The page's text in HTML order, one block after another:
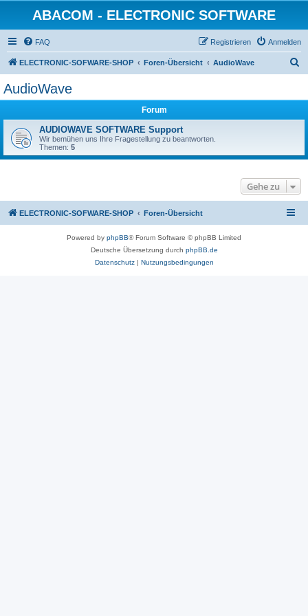
ABACOM - ELECTRONIC SOFTWARE
FAQ Anmelden
Registrieren
ELECTRONIC-SOFWARE-SHOP Foren-Übersicht AudioWave
AudioWave
Forum
AUDIOWAVE SOFTWARE Support
Wir bemühen uns Ihre Fragestellung zu beantworten.
Themen: 5
Gehe zu
ELECTRONIC-SOFWARE-SHOP Foren-Übersicht
Powered by phpBB® Forum Software © phpBB Limited
Deutsche Übersetzung durch phpBB.de
Datenschutz| Nutzungsbedingungen